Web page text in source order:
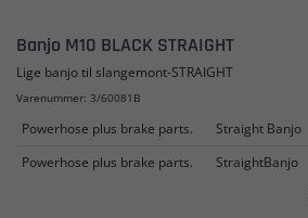
Banjo M10 BLACK STRAIGHT
Lige banjo til slangemont-STRAIGHT
Varenummer: 3/60081B
Powerhose plus brake parts.
Straight Banjo
Powerhose plus brake parts.
StraightBanjo